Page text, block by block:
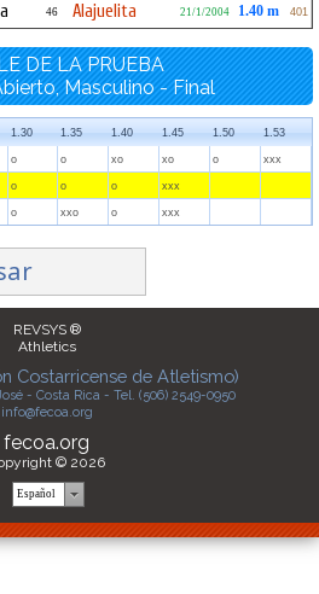
46 Alajuelita 21/1/2004 1.40 m 401
DE LA PRUEBA
Masculino - Final
1.30 1.35 1.40 1.45 1.50 1.53
o o xo xo o xxx
o o o xxx
o xxo o xxx
REVSYS ®
Athletics
Costarricense de Atletismo)
- Costa Rica - Tel. (506) 2549-0950
info@fecoa.org
fecoa.org
© 2026